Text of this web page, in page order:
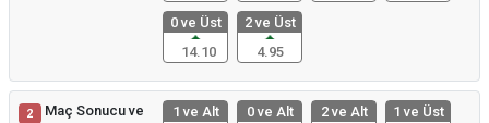
0 ve Üst
14.10
2 ve Üst
4.95
2
Maç Sonucu ve
1 ve Alt
0 ve Alt
2 ve Alt
1 ve Üst